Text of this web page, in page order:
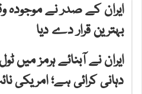
ایران کے صدر نے موجودہ
بہترین قرار دے دیا
ایران نے آبنائے ہرمز
دہانی کرائی ہے؛ امریکی